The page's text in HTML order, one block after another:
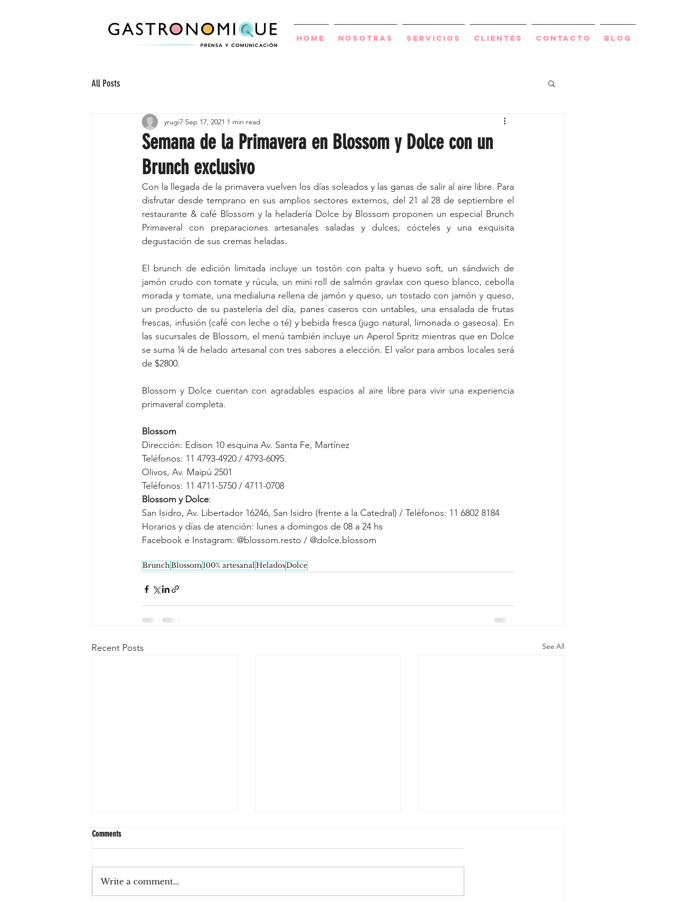
Home Nosotras Servicios Clientes Contacto BLOG
All Posts
Semana de la Primavera en Blossom y Dolce con un
Brunch exclusivo
yrugi7 Sep 17, 2021 1 min read
Con la llegada de la primavera vuelven los días soleados y las ganas de salir al aire libre. Para
disfrutar desde temprano en sus amplios sectores externos, del 21 al 28 de septiembre el
restaurante & café Blossom y la heladería Dolce by Blossom proponen un especial Brunch
Primaveral con preparaciones artesanales saladas y dulces, cócteles y una exquisita
degustación de sus cremas heladas.
El brunch de edición limitada incluye un tostón con palta y huevo soft, un sándwich de
jamón crudo con tomate y rúcula, un mini roll de salmón gravlax con queso blanco, cebolla
morada y tomate, una medialuna rellena de jamón y queso, un tostado con jamón y queso,
un producto de su pastelería del día, panes caseros con untables, una ensalada de frutas
frescas, infusión (café con leche o té) y bebida fresca (jugo natural, limonada o gaseosa). En
las sucursales de Blossom, el menú también incluye un Aperol Spritz mientras que en Dolce
se suma ¼ de helado artesanal con tres sabores a elección. El valor para ambos locales será
de $2800.
Blossom y Dolce cuentan con agradables espacios al aire libre para vivir una experiencia
primaveral completa.
Blossom
Dirección: Edison 10 esquina Av. Santa Fe, Martínez
Teléfonos: 11 4793-4920 / 4793-6095.
Olivos, Av. Maipú 2501
Teléfonos: 11 4711-5750 / 4711-0708
Blossom y Dolce:
San Isidro, Av. Libertador 16246, San Isidro (frente a la Catedral) / Teléfonos: 11 6802 8184
Horarios y días de atención: lunes a domingos de 08 a 24 hs
Facebook e Instagram: @blossom.resto / @dolce.blossom
BrunchBlossom100% artesanalHeladosDolce
Recent Posts See All
Comments
Write a comment...